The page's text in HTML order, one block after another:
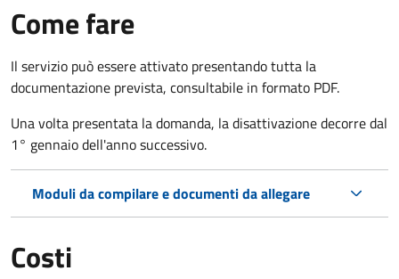
Come fare
Il servizio può essere attivato presentando tutta la
documentazione prevista, consultabile in formato PDF.
Una volta presentata la domanda, la disattivazione decorre dal
1° gennaio dell'anno successivo.
Moduli da compilare e documenti da allegare
Costi